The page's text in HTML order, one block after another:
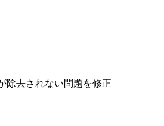
除去されない問題を修正